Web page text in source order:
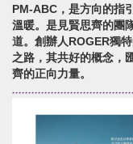
PM-ABC，是方向的指
溫暖。是見賢思齊的團
道。創辦人ROGER獨
之路，其共好的概念，
齊的正向力量。